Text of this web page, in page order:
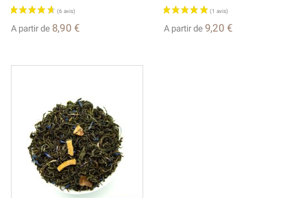
A partir de 8,90 € A partir de 9,20 €